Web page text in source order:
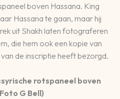
boven Hassana. King
Hassana te gaan, maar hij
uit Shakh laten fotograferen
die hem ook een kopie van
de inscriptie heeft bezorgd.
rotspaneel boven
G Bell)